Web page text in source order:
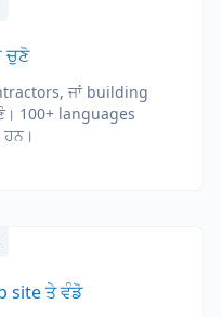
ਚੁਣੋ
ਜਾਂ building
100+ languages
site ਤੇ ਵੰਡੋ